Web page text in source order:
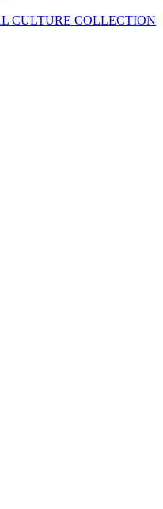
CULTURE COLLECTION